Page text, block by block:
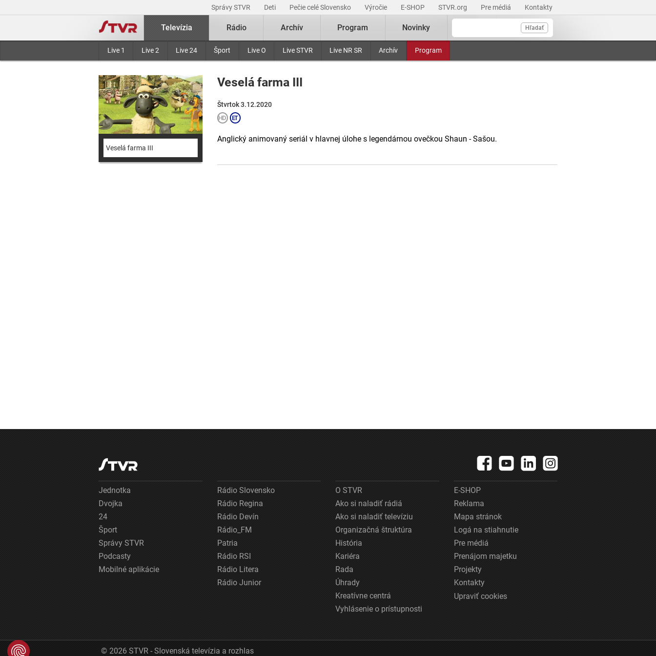
Správy STVR Deti Pečie celé Slovensko Výročie E-SHOP STVR.org Pre médiá Kontakty
Hľadať
Televízia
Live 1 Live 2 Live 24 Šport Live O Live STVR Live NR SR Archív Program
Rádio Archív Program Novinky
Veselá farma III
Veselá farma III
Štvrtok 3.12.2020
Anglický animovaný seriál v hlavnej úlohe s legendárnou ovečkou Shaun - Sašou.
Jednotka
Dvojka
24
Šport
Správy STVR
Podcasty
Mobilné aplikácie
Rádio Slovensko
Rádio Regina
Rádio Devín
Rádio_FM
Patria
Rádio RSI
Rádio Litera
Rádio Junior
O STVR
Ako si naladiť rádiá
Ako si naladiť televíziu
Organizačná štruktúra
História
Kariéra
Rada
Úhrady
Kreatívne centrá
Vyhlásenie o prístupnosti
E-SHOP
Reklama
Mapa stránok
Logá na stiahnutie
Pre médiá
Prenájom majetku
Projekty
Kontakty
Upraviť cookies
© 2026 STVR - Slovenská televízia a rozhlas